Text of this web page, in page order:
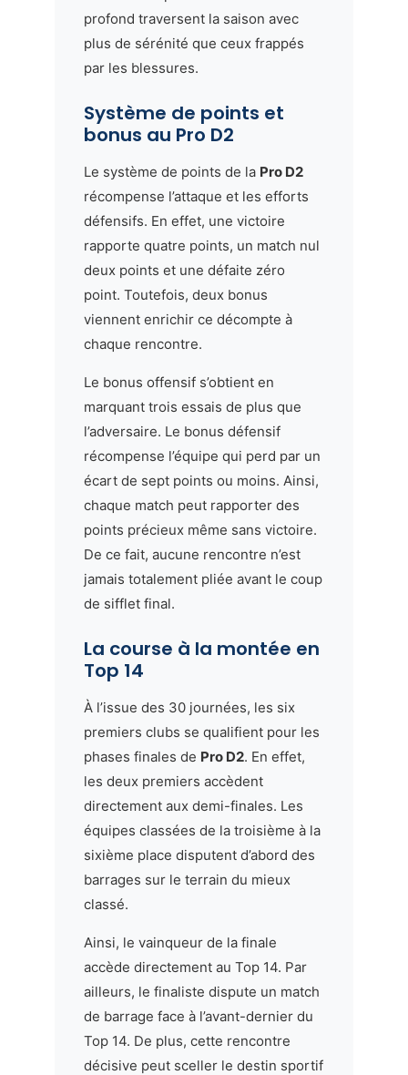
profond traversent la saison avec
plus de sérénité que ceux frappés
par les blessures.
Système de points et
bonus au Pro D2
Le système de points de la Pro D2
récompense l’attaque et les efforts
défensifs. En effet, une victoire
rapporte quatre points, un match nul
deux points et une défaite zéro
point. Toutefois, deux bonus
viennent enrichir ce décompte à
chaque rencontre.
Le bonus offensif s’obtient en
marquant trois essais de plus que
l’adversaire. Le bonus défensif
récompense l’équipe qui perd par un
écart de sept points ou moins. Ainsi,
chaque match peut rapporter des
points précieux même sans victoire.
De ce fait, aucune rencontre n’est
jamais totalement pliée avant le coup
de sifflet final.
La course à la montée en
Top 14
À l’issue des 30 journées, les six
premiers clubs se qualifient pour les
phases finales de Pro D2. En effet,
les deux premiers accèdent
directement aux demi-finales. Les
équipes classées de la troisième à la
sixième place disputent d’abord des
barrages sur le terrain du mieux
classé.
Ainsi, le vainqueur de la finale
accède directement au Top 14. Par
ailleurs, le finaliste dispute un match
de barrage face à l’avant-dernier du
Top 14. De plus, cette rencontre
décisive peut sceller le destin sportif